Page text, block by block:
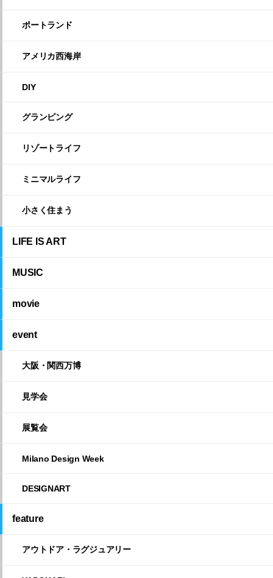
ポートランド
アメリカ西海岸
DIY
グランピング
リゾートライフ
ミニマルライフ
小さく住まう
LIFE IS ART
MUSIC
movie
event
大阪・関西万博
見学会
展覧会
Milano Design Week
DESIGNART
feature
アウトドア・ラグジュアリー